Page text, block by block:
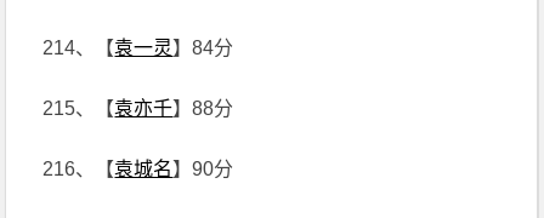
214、【袁一灵】84分
215、【袁亦千】88分
216、【袁城名】90分